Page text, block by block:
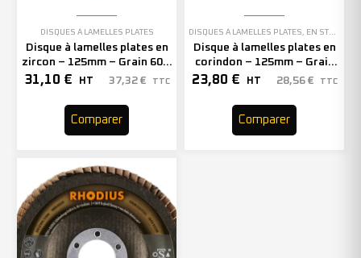
DISQUES À LAMELLES PLATES
Disque à lamelles plates en
zircon – 125mm – Grain 60 –
205446 (x10)
31,10 € HT 37,32 € TTC
Comparer
DISQUES À LAMELLES PLATES EN STOCK
Disque à lamelles plates en
corindon – 125mm – Grain
60 – 210476 (x10)
23,80 € HT 28,56 € TTC
Comparer